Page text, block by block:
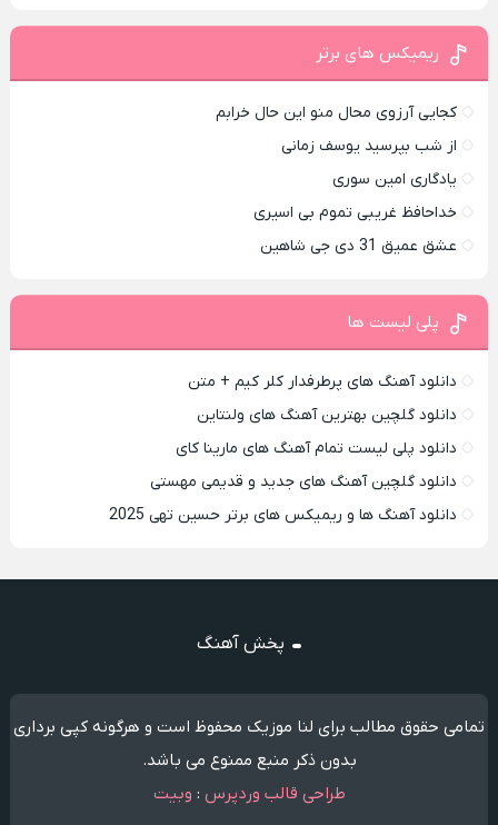
ریمیکس های برتر
کجایی آرزوی محال منو این حال خرابم
از شب بپرسید یوسف زمانی
یادگاری امین سوری
خداحافظ غریبی تموم بی اسیری
عشق عمیق 31 دی جی شاهین
پلی لیست ها
دانلود آهنگ های پرطرفدار کلر کیم + متن
دانلود گلچین بهترین آهنگ های ولنتاین
دانلود پلی لیست تمام آهنگ های مارینا کای
دانلود گلچین آهنگ های جدید و قدیمی مهستی
دانلود آهنگ ها و ریمیکس های برتر حسین تهی 2025
پخش آهنگ
تمامی حقوق مطالب برای لنا موزیک محفوظ است و هرگونه کپی برداری
بدون ذکر منبع ممنوع می باشد.
طراحی قالب وردپرس : وبیت